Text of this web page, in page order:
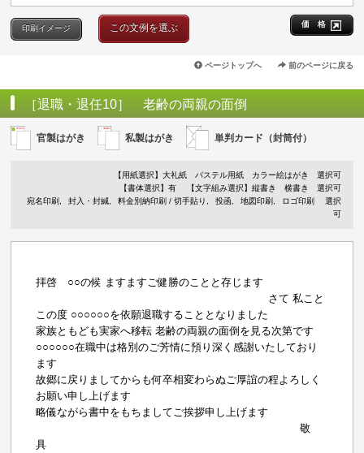
価 格
印刷イメージ この文例を選ぶ
ページトップへ 前のページに戻る
［退職・退任10］ 老齢の両親の面倒
官製はがき 私製はがき 単判カード（封筒付）
【用紙選択】 大礼紙 パステル用紙 カラー絵はがき
選択可
【書体選択】有
【文字組み選択】縦書き 横書き 選択可
宛名印刷
封入・封緘 料金別納印刷 / 切手貼り 投函 地図印刷 ロゴ印刷
選択
可
拝啓 ○○の候 ますますご健勝のことと存じます
さて 私こと
この度 ○○○○○○を依願退職することとなりました
家族ともども実家へ移転 老齢の両親の面倒を見る次第です
○○○○○○在職中は格別のご芳情に預り深く感謝いたしており
ます
故郷に戻りましてからも何卒相変わらぬご厚誼の程よろしく
お願い申し上げます
略儀ながら書中をもちましてご挨拶申し上げます
敬
具